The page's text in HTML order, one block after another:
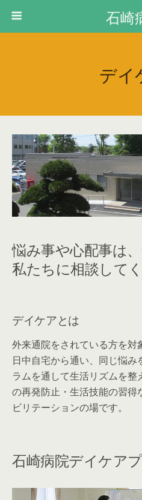
石崎
デイ
悩み事や心配事は
私たちに相談してく
デイケアとは
外来通院をされている方を対
日中自宅から通い、同じ悩
ラムを通して生活リズムを
の再発防止・生活技能の習得
ビリテーションの場です。
石崎病院デイケア